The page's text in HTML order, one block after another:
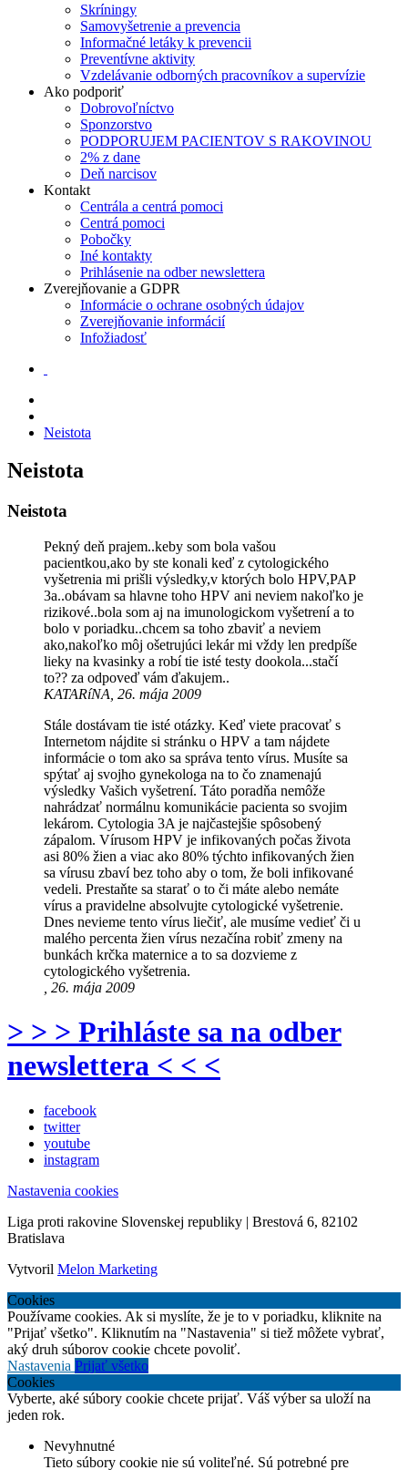
Skríningy
Samovyšetrenie a prevencia
Informačné letáky k prevencii
Preventívne aktivity
Vzdelávanie odborných pracovníkov a supervízie
Ako podporiť
Dobrovoľníctvo
Sponzorstvo
PODPORUJEM PACIENTOV S RAKOVINOU
2% z dane
Deň narcisov
Kontakt
Centrála a centrá pomoci
Centrá pomoci
Pobočky
Iné kontakty
Prihlásenie na odber newslettera
Zverejňovanie a GDPR
Informácie o ochrane osobných údajov
Zverejňovanie informácií
Infožiadosť
Neistota
Neistota
Neistota
Pekný deň prajem..keby som bola vašou
pacientkou,ako by ste konali keď z cytologického
vyšetrenia mi prišli výsledky,v ktorých bolo HPV,PAP
3a..obávam sa hlavne toho HPV ani neviem nakoľko je
rizikové..bola som aj na imunologickom vyšetrení a to
bolo v poriadku..chcem sa toho zbaviť a neviem
ako,nakoľko môj ošetrujúci lekár mi vždy len predpíše
lieky na kvasinky a robí tie isté testy dookola...stačí
to?? za odpoveď vám ďakujem..
KATARíNA, 26. mája 2009
Stále dostávam tie isté otázky. Keď viete pracovať s
Internetom nájdite si stránku o HPV a tam nájdete
informácie o tom ako sa správa tento vírus. Musíte sa
spýtať aj svojho gynekologa na to čo znamenajú
výsledky Vašich vyšetrení. Táto poradňa nemôže
nahrádzať normálnu komunikácie pacienta so svojim
lekárom. Cytologia 3A je najčastejšie spôsobený
zápalom. Vírusom HPV je infikovaných počas života
asi 80% žien a viac ako 80% týchto infikovaných žien
sa vírusu zbaví bez toho aby o tom, že boli infikované
vedeli. Prestaňte sa starať o to či máte alebo nemáte
vírus a pravidelne absolvujte cytologické vyšetrenie.
Dnes nevieme tento vírus liečiť, ale musíme vedieť či u
malého percenta žien vírus nezačína robiť zmeny na
bunkách krčka maternice a to sa dozvieme z
cytologického vyšetrenia.
, 26. mája 2009
> > > Prihláste sa na odber
newslettera < < <
facebook
twitter
youtube
instagram
Nastavenia cookies
Liga proti rakovine Slovenskej republiky | Brestová 6, 82102
Bratislava
Vytvoril Melon Marketing
Cookies
Používame cookies. Ak si myslíte, že je to v poriadku, kliknite na
"Prijať všetko". Kliknutím na "Nastavenia" si tiež môžete vybrať,
aký druh súborov cookie chcete povoliť.
Nastavenia Prijať všetko
Cookies
Vyberte, aké súbory cookie chcete prijať. Váš výber sa uloží na
jeden rok.
Nevyhnutné
Tieto súbory cookie nie sú voliteľné. Sú potrebné pre